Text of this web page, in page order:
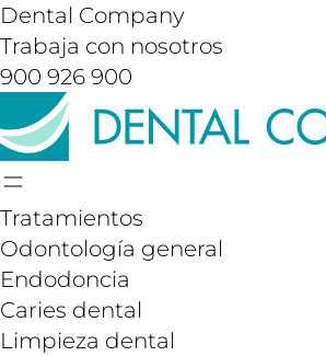
Dental Company
Trabaja con nosotros
900 926 900
Tratamientos
Odontología general
Endodoncia
Caries dental
Limpieza dental